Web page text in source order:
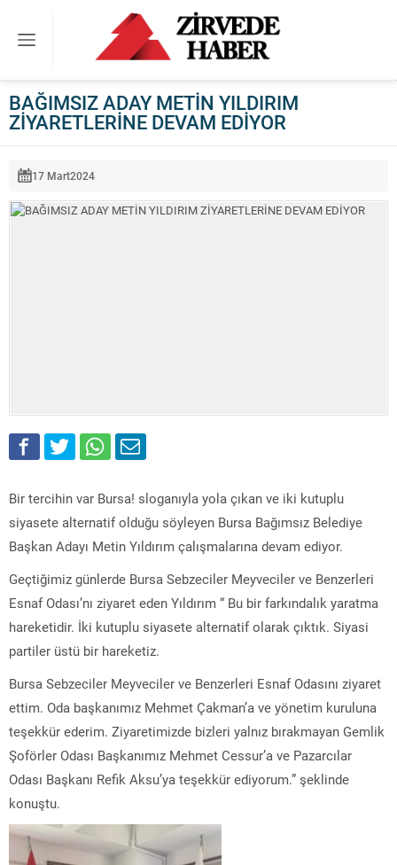
BAĞIMSIZ ADAY METİN YILDIRIM
ZİYARETLERİNE DEVAM EDİYOR
17 Mart2024
Bir tercihin var Bursa! sloganıyla yola çıkan ve iki kutuplu
siyasete alternatif olduğu söyleyen Bursa Bağımsız Belediye
Başkan Adayı Metin Yıldırım çalışmalarına devam ediyor.
Geçtiğimiz günlerde Bursa Sebzeciler Meyveciler ve Benzerleri
Esnaf Odası’nı ziyaret eden Yıldırım “ Bu bir farkındalık yaratma
hareketidir. İki kutuplu siyasete alternatif olarak çıktık. Siyasi
partiler üstü bir hareketiz.
Bursa Sebzeciler Meyveciler ve Benzerleri Esnaf Odasını ziyaret
ettim. Oda başkanımız Mehmet Çakman’a ve yönetim kuruluna
teşekkür ederim. Ziyaretimizde bizleri yalnız bırakmayan Gemlik
Şoförler Odası Başkanımız Mehmet Cessur’a ve Pazarcılar
Odası Başkanı Refik Aksu’ya teşekkür ediyorum.” şeklinde
konuştu.